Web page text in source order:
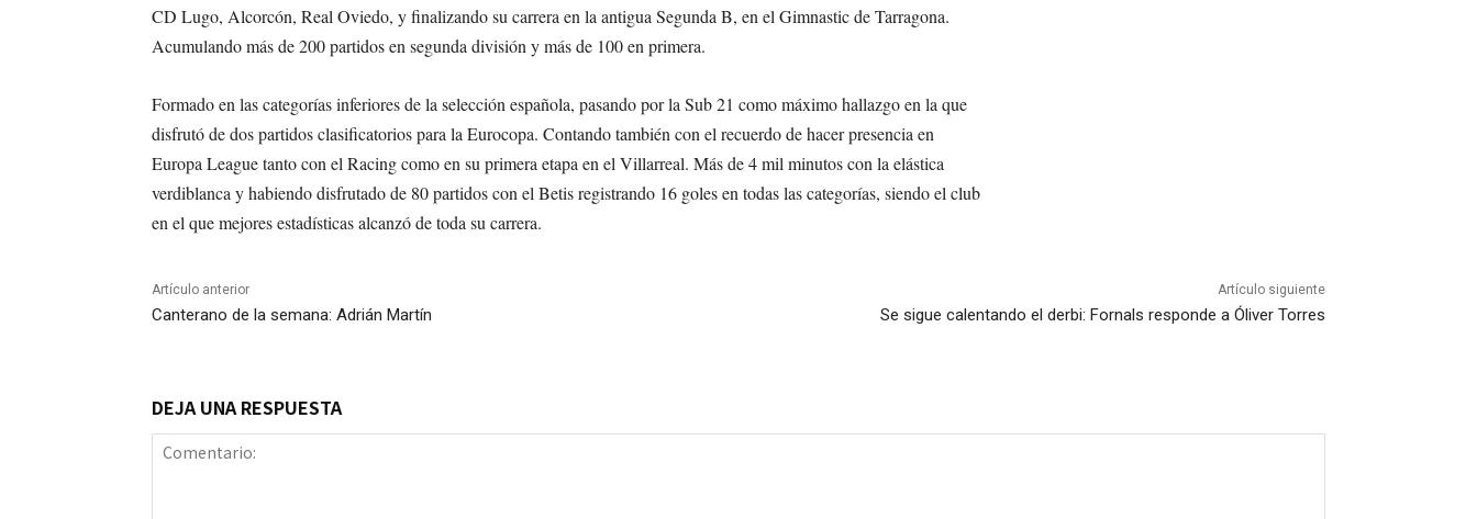
CD Lugo, Alcorcón, Real Oviedo, y finalizando su carrera en la antigua Segunda B, en el Gimnastic de Tarragona.
Acumulando más de 200 partidos en segunda división y más de 100 en primera.
Formado en las categorías inferiores de la selección española, pasando por la Sub 21 como máximo hallazgo en la que
disfrutó de dos partidos clasificatorios para la Eurocopa. Contando también con el recuerdo de hacer presencia en
Europa League tanto con el Racing como en su primera etapa en el Villarreal. Más de 4 mil minutos con la elástica
verdiblanca y habiendo disfrutado de 80 partidos con el Betis registrando 16 goles en todas las categorías, siendo el club
en el que mejores estadísticas alcanzó de toda su carrera.
Artículo anterior
Canterano de la semana: Adrián Martín
Artículo siguiente
Se sigue calentando el derbi: Fornals responde a Óliver Torres
DEJA UNA RESPUESTA